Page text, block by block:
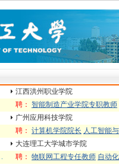
江西洪州职业学院
聘： 智能制造产业学院专职教师
广州应用科技学院
聘： 计算机学院院长 人工智能
.
大连理工大学城市学院
聘： 物联网工程专任教师 自动